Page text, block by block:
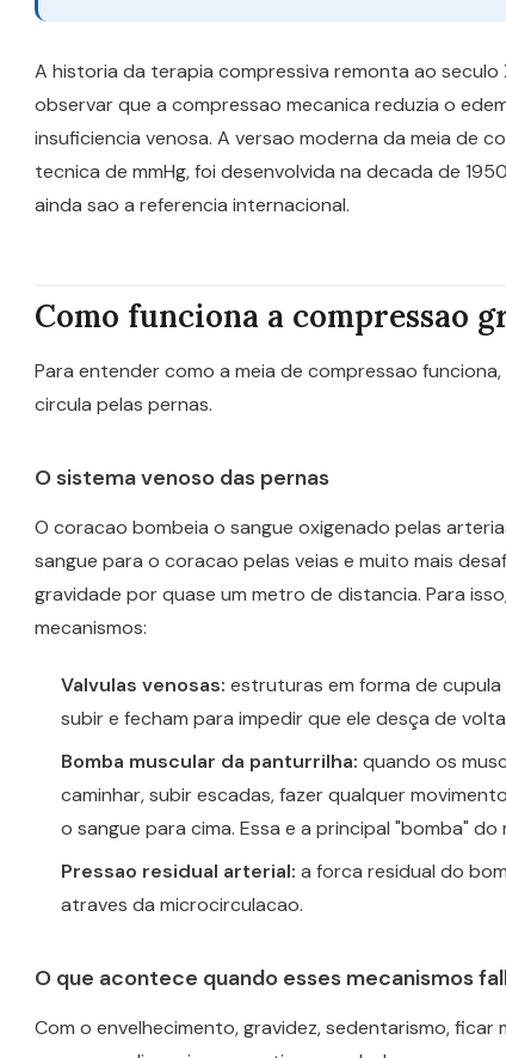
A historia da terapia compressiva remonta ao seculo
observar que a compressao mecanica reduzia o
insuficiencia venosa. A versao moderna da meia de
tecnica de mmHg, foi desenvolvida na decada de
ainda sao a referencia internacional.
Como funciona a compressao
Para entender como a meia de compressao
circula pelas pernas.
O sistema venoso das pernas
O coracao bombeia o sangue oxigenado pelas
sangue para o coracao pelas veias e muito mais
gravidade por quase um metro de distancia. Para
mecanismos:
Valvulas venosas: estruturas em forma de
subir e fecham para impedir que ele desça de
Bomba muscular da panturrilha: quando os
caminhar, subir escadas, fazer qualquer
o sangue para cima. Essa e a principal "bomba"
Pressao residual arterial: a forca residual do
atraves da microcirculacao.
O que acontece quando esses mecanismos
Com o envelhecimento, gravidez, sedentarismo,